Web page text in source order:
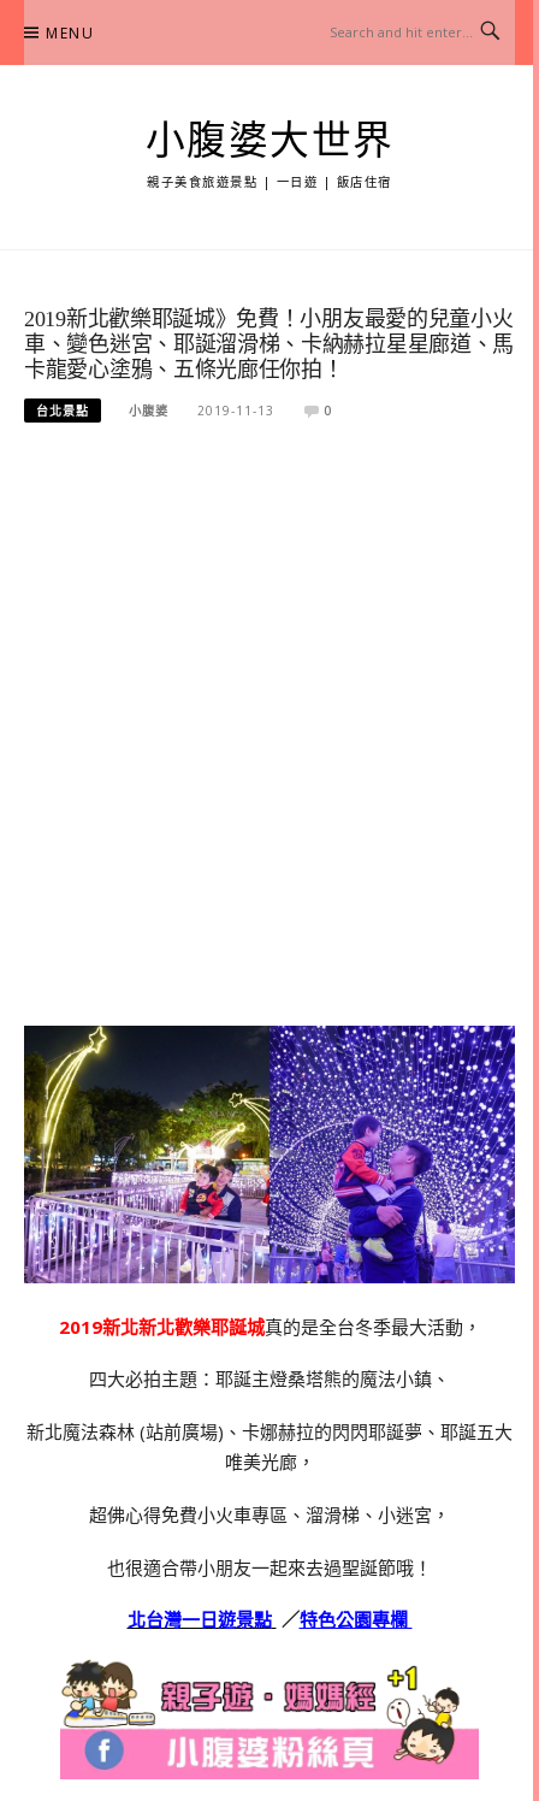
content
MENU
小腹婆大世界
親子美食旅遊景點 | 一日遊 | 飯店住宿
2019新北歡樂耶誕城》免費！小朋友最愛的兒童小火
車、變色迷宮、耶誕溜滑梯、卡納赫拉星星廊道、馬
卡龍愛心塗鴉、五條光廊任你拍！
台北景點 小腹婆 2019-11-13 0
2019新北新北歡樂耶誕城真的是全台冬季最大活動，
四大必拍主題：耶誕主燈桑塔熊的魔法小鎮、
新北魔法森林 (站前廣場)、卡娜赫拉的閃閃耶誕夢、耶誕五大
唯美光廊，
超佛心得免費小火車專區、溜滑梯、小迷宮，
也很適合帶小朋友一起來去過聖誕節哦！
北台灣一日遊景點 ／特色公園專欄